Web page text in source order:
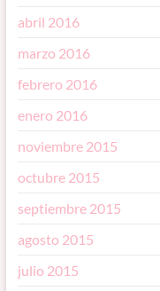
abril 2016
marzo 2016
febrero 2016
enero 2016
noviembre 2015
octubre 2015
septiembre 2015
agosto 2015
julio 2015